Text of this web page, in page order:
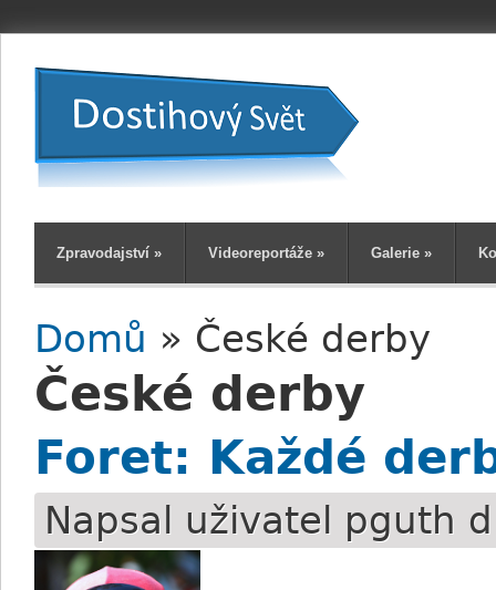
Zpravodajství » Videoreportáže » Galerie »
Jste zde
Domů » České derby
České derby
Foret: Každé
Napsal uživatel pguth